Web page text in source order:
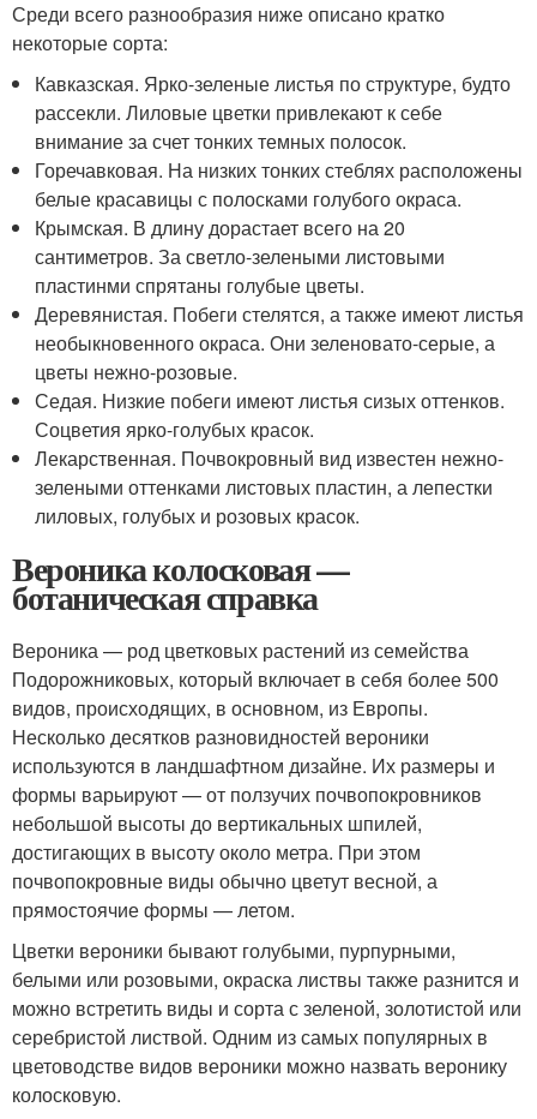
Среди всего разнообразия ниже описано кратко
некоторые сорта:
Кавказская. Ярко-зеленые листья по структуре, будто
рассекли. Лиловые цветки привлекают к себе
внимание за счет тонких темных полосок.
Горечавковая. На низких тонких стеблях расположены
белые красавицы с полосками голубого окраса.
Крымская. В длину дорастает всего на 20
сантиметров. За светло-зелеными листовыми
пластинми спрятаны голубые цветы.
Деревянистая. Побеги стелятся, а также имеют листья
необыкновенного окраса. Они зеленовато-серые, а
цветы нежно-розовые.
Седая. Низкие побеги имеют листья сизых оттенков.
Соцветия ярко-голубых красок.
Лекарственная. Почвокровный вид известен нежно-
зелеными оттенками листовых пластин, а лепестки
лиловых, голубых и розовых красок.
Вероника колосковая —
ботаническая справка
Вероника — род цветковых растений из семейства
Подорожниковых, который включает в себя более 500
видов, происходящих, в основном, из Европы.
Несколько десятков разновидностей вероники
используются в ландшафтном дизайне. Их размеры и
формы варьируют — от ползучих почвопокровников
небольшой высоты до вертикальных шпилей,
достигающих в высоту около метра. При этом
почвопокровные виды обычно цветут весной, а
прямостоячие формы — летом.
Цветки вероники бывают голубыми, пурпурными,
белыми или розовыми, окраска листвы также разнится и
можно встретить виды и сорта с зеленой, золотистой или
серебристой листвой. Одним из самых популярных в
цветоводстве видов вероники можно назвать веронику
колосковую.